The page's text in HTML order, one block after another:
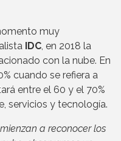
muy
IDC , en 2018 la
con la nube. En
cuando se refiera a
entre el 60 y el 70%
servicios y tecnología.
a reconocer los